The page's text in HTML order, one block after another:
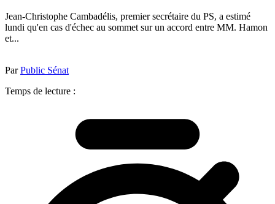
Jean-Christophe Cambadélis, premier secrétaire du PS, a estimé
lundi qu'en cas d'échec au sommet sur un accord entre MM. Hamon
et...
ParPublic Sénat
Temps de lecture :